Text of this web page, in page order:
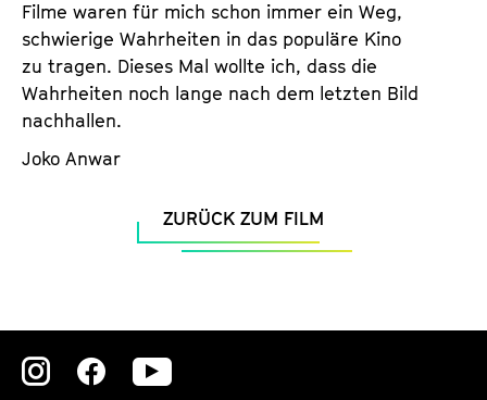
Filme waren für mich schon immer ein Weg,
schwierige Wahrheiten in das populäre Kino
zu tragen. Dieses Mal wollte ich, dass die
Wahrheiten noch lange nach dem letzten Bild
nachhallen.
Joko Anwar
ZURÜCK ZUM FILM
Zu
Zu
Zu